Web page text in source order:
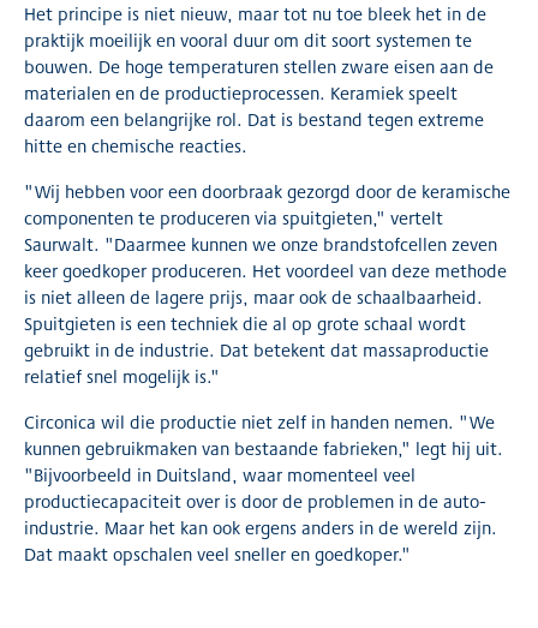
Het principe is niet nieuw, maar tot nu toe bleek het in de
praktijk moeilijk en vooral duur om dit soort systemen te
bouwen. De hoge temperaturen stellen zware eisen aan de
materialen en de productieprocessen. Keramiek speelt
daarom een belangrijke rol. Dat is bestand tegen extreme
hitte en chemische reacties.
"Wij hebben voor een doorbraak gezorgd door de keramische
componenten te produceren via spuitgieten," vertelt
Saurwalt. "Daarmee kunnen we onze brandstofcellen zeven
keer goedkoper produceren. Het voordeel van deze methode
is niet alleen de lagere prijs, maar ook de schaalbaarheid.
Spuitgieten is een techniek die al op grote schaal wordt
gebruikt in de industrie. Dat betekent dat massaproductie
relatief snel mogelijk is."
Circonica wil die productie niet zelf in handen nemen. "We
kunnen gebruikmaken van bestaande fabrieken," legt hij uit.
"Bijvoorbeeld in Duitsland, waar momenteel veel
productiecapaciteit over is door de problemen in de auto-
industrie. Maar het kan ook ergens anders in de wereld zijn.
Dat maakt opschalen veel sneller en goedkoper."